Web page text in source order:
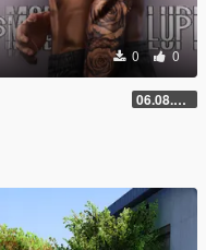
0 0
06.08.2026